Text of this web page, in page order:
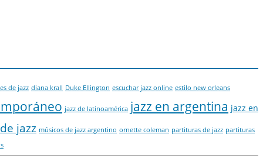
de jazz diana krall Duke Ellington escuchar jazz online estilo new orleans
jazz de latinoamérica jazz en argentina jazz en
jazz músicos de jazz argentino ornette coleman partituras de jazz partituras